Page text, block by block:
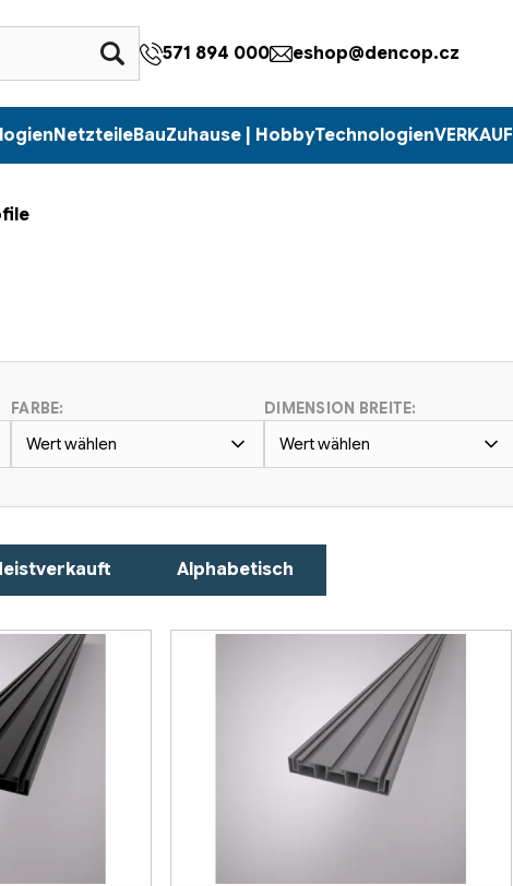
571 894 000 eshop@dencop.cz
NetzteileBauZuhause | HobbyTechnologienVERKAUF
FARBE:
Wert wählen
DIMENSION BREITE:
Wert wählen
Alphabetisch